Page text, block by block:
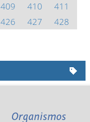
409 410
411
426 427
428
Organismos